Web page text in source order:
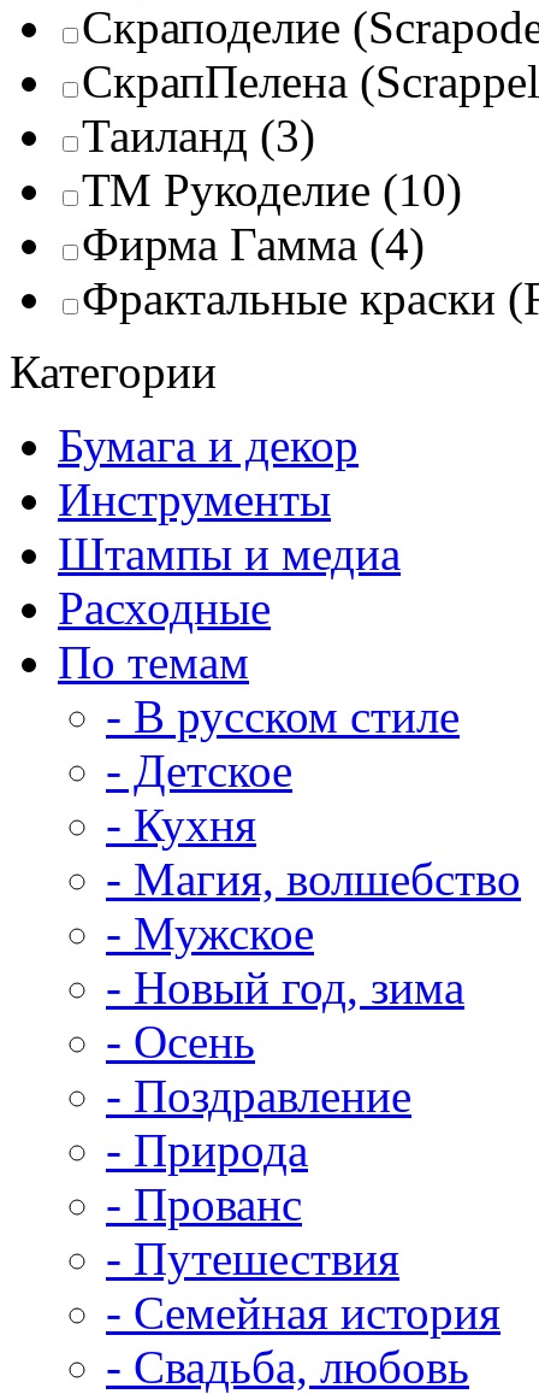
Скраподелие
СкрапПелена
Таиланд (3)
ТМ Рукоделие (10)
Фирма Гамма (4)
Фрактальные краски
Категории
Бумага и декор
Инструменты
Штампы и медиа
Расходные
По темам
- В русском стиле
- Детское
- Кухня
- Магия, волшебство
- Мужское
- Новый год, зима
- Осень
- Поздравление
- Природа
- Прованс
- Путешествия
- Семейная история
- Свадьба, любовь